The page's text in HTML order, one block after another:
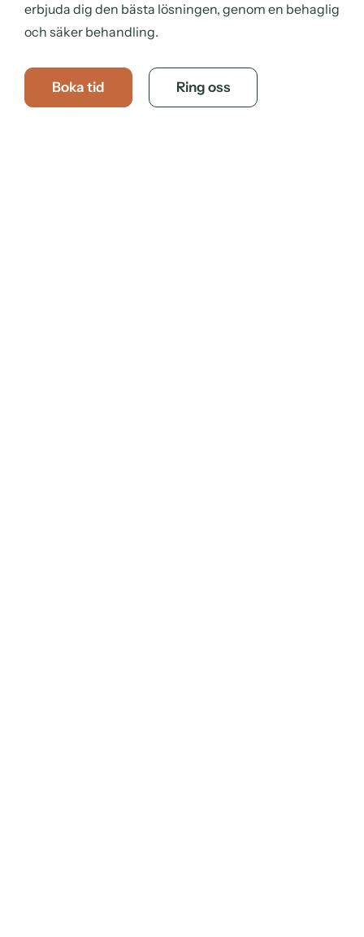
erbjuda dig den bästa lösningen, genom en behaglig
och säker behandling.
Boka tid Ring oss